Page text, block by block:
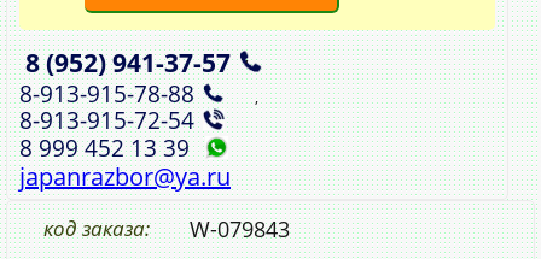
8 (952)941‑37‑57 ,
8‑913‑915‑78‑88 ,
8‑913‑915‑72‑54
8 999 452 13 39
japanrazbor@ya.ru
код заказа: W-079843